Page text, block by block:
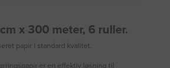
x 300 meter, 6 ruller.
papir i standard kvalitet.
er en effektiv løsning til